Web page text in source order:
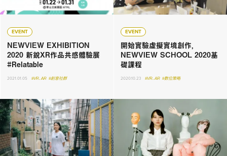
EVENT
NEWVIEW EXHIBITION
2020 新銳XR作品共感體驗展
#Relatable
2021.01.05 #VR．AR #創意社群
EVENT
開始實驗虛擬實境創作，
NEWVIEW SCHOOL 2020基
礎課程
2020.10.23 #VR．AR #數位策略